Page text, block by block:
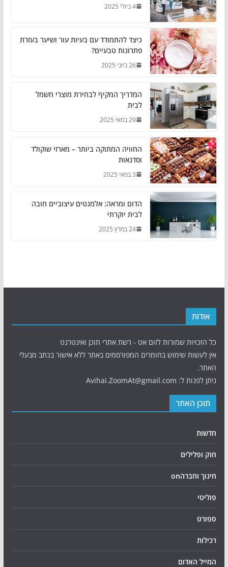
4 ביולי 2025
כיצד להתמודד עם בעיות עור ושיער בעזרת
פתרונות טבעיים?
26 ביוני 2025
המדריך המקיף לבחירת מוצרי חשמל
לבית
29 במאי 2025
החוויה המתוקה ביותר – מארזי שוקולד
וסדנאות
3 במאי 2025
הדום ומראה: אלמנטים עיצוביים חובה
לבית יוקרתי
24 במרץ 2025
אודות
כל הזכויות שמורות לזום אט - רשת אתרי תוכן ואינטרנט
אין לעשות שימוש בחומרים המפורסמים באתר ללא אישור בכתב מבעלי
האתר.
ניתן לפנות ל: Avihai.ZoomAt@gmail.com
תוכן האתר
חדשות
חוק ופלילים
חינוך וחברהon
פוליטי
ספורט
רכילות
המייל האדום